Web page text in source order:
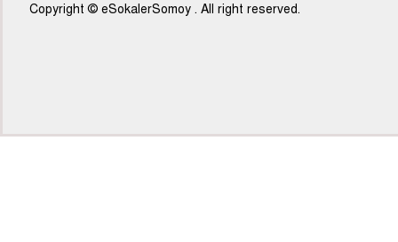
Copyright © eSokalerSomoy . All right reserved.